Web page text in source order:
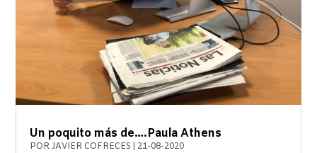
Un poquito más de….Paula Athens
PORJAVIER COFRECES 21-08-2020